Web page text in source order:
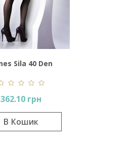
Sila 40 Den
362.10 грн
В Кошик